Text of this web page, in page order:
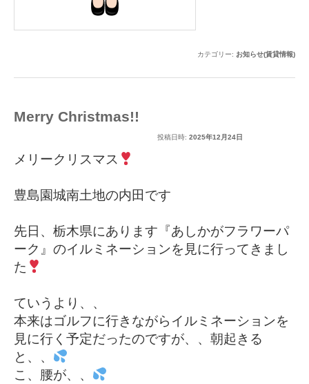
カテゴリー: お知らせ(賃貸情報)
Merry Christmas!!
投稿日時: 2025年12月24日
メリークリスマス
豊島園城南土地の内田です
先日、栃木県にあります『あしかがフラワーパ
ーク』のイルミネーションを見に行ってきまし
た
ていうより、、
本来はゴルフに行きながらイルミネーションを
見に行く予定だったのですが、、朝起きる
と、、
こ、腰が、、